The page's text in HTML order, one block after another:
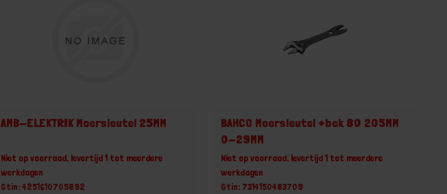
AMB-ELEKTRIK Moersleutel 25MM
Niet op voorraad, levertijd 1 tot meerdere
werkdagen
Gtin: 4251610705892
BAHCO Moersleutel +bek 80 205MM
0-29MM
Niet op voorraad, levertijd 1 tot meerdere
werkdagen
Gtin: 7314150483709